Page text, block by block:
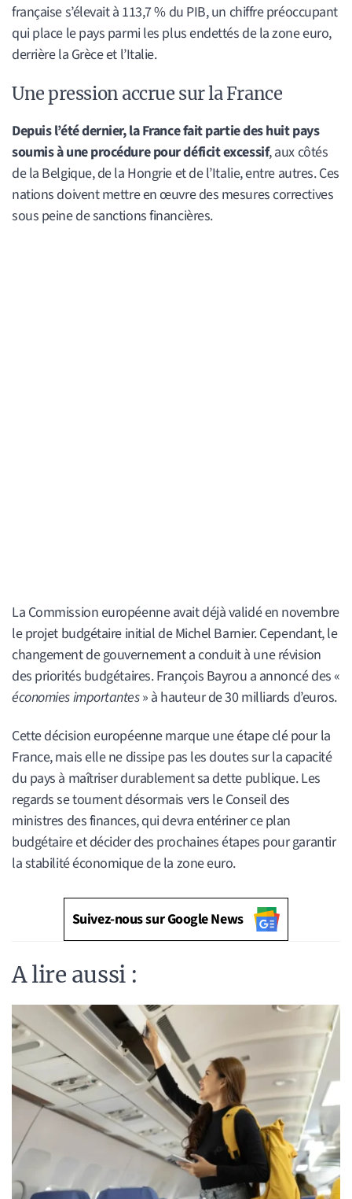
française s’élevait à 113,7 % du PIB, un chiffre préoccupant
qui place le pays parmi les plus endettés de la zone euro,
derrière la Grèce et l’Italie.
Une pression accrue sur la France
Depuis l’été dernier, la France fait partie des huit pays
soumis à une procédure pour déficit excessif, aux côtés
de la Belgique, de la Hongrie et de l’Italie, entre autres. Ces
nations doivent mettre en œuvre des mesures correctives
sous peine de sanctions financières.
La Commission européenne avait déjà validé en novembre
le projet budgétaire initial de Michel Barnier. Cependant, le
changement de gouvernement a conduit à une révision
des priorités budgétaires. François Bayrou a annoncé des «
économies importantes» à hauteur de 30 milliards d’euros.
Cette décision européenne marque une étape clé pour la
France, mais elle ne dissipe pas les doutes sur la capacité
du pays à maîtriser durablement sa dette publique. Les
regards se tournent désormais vers le Conseil des
ministres des finances, qui devra entériner ce plan
budgétaire et décider des prochaines étapes pour garantir
la stabilité économique de la zone euro.
Suivez-nous sur Google News
A lire aussi :